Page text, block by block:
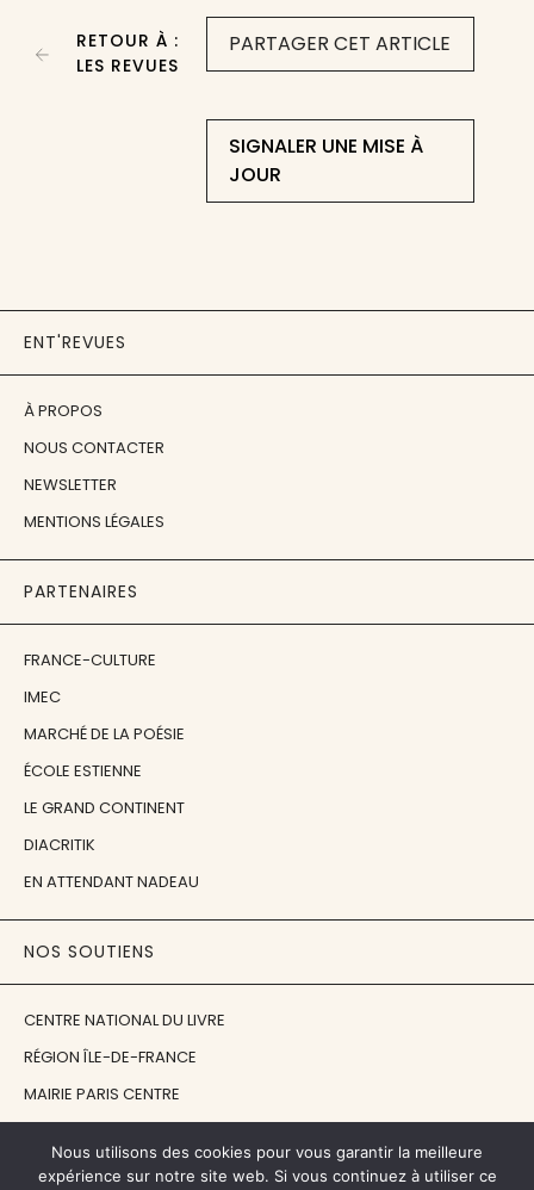
PARTAGER CET ARTICLE
SIGNALER UNE MISE À
JOUR
RETOUR À :
LES REVUES
ENT'REVUES
À PROPOS
NOUS CONTACTER
NEWSLETTER
MENTIONS LÉGALES
PARTENAIRES
FRANCE-CULTURE
IMEC
MARCHÉ DE LA POÉSIE
ÉCOLE ESTIENNE
LE GRAND CONTINENT
DIACRITIK
EN ATTENDANT NADEAU
NOS SOUTIENS
CENTRE NATIONAL DU LIVRE
RÉGION ÎLE-DE-FRANCE
MAIRIE PARIS CENTRE
FONDATION JAN MICHALSKI
Nous utilisons des cookies pour vous garantir la meilleure
expérience sur notre site web. Si vous continuez à utiliser ce